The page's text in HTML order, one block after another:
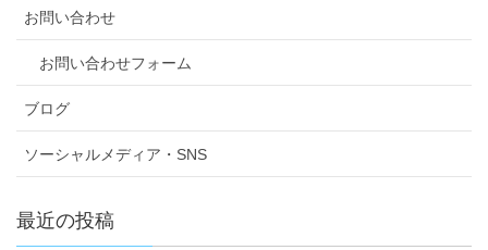
お問い合わせ
お問い合わせフォーム
ブログ
ソーシャルメディア・SNS
最近の投稿